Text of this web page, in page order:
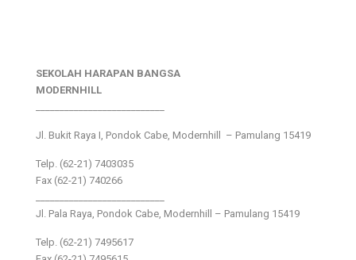
SEKOLAH HARAPAN BANGSA
MODERNHILL
Jl. Bukit Raya I, Pondok Cabe, Modernhill – Pamulang 15419
Telp. (62-21) 7403035
Fax (62-21) 740266
Jl. Pala Raya, Pondok Cabe, Modernhill – Pamulang 15419
Telp. (62-21) 7495617